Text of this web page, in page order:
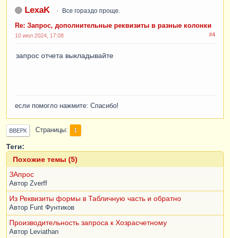
LexaK Все гораздо проще.
Re: Запрос, дополнительные реквизиты в разные колонки
#4
10 июл 2024, 17:08
запрос отчета выкладывайте
если помогло нажмите: Спасибо!
ВВЕРХ Страницы 1
Теги:
Похожие темы (5)
ЗАпрос
Автор Zverff
Из Реквизиты формы в Табличную часть и обратно
Автор Funt Фунтиков
Производительность запроса к Хозрасчетному
Автор Leviathan